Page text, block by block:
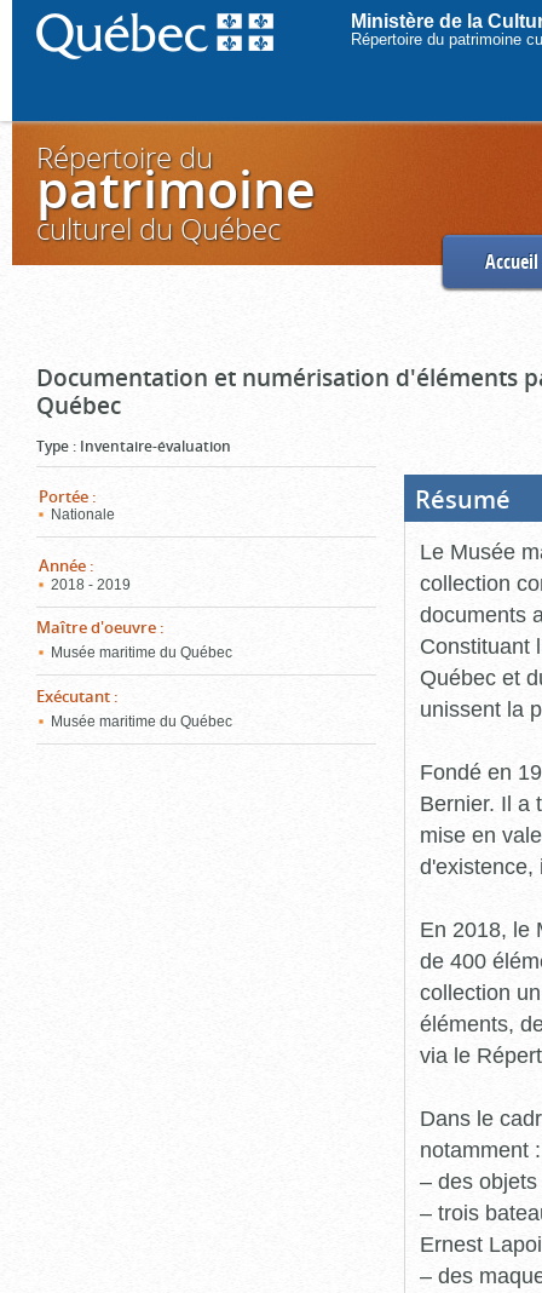
Ministère de la
Répertoire du patrimoine
Répertoire du
patrimoine
culturel du Québec
Accueil
Documentation et numérisation d'éléments
Québec
Type : Inventaire-évaluation
Portée :
Nationale
Année :
2018 - 2019
Maître d'oeuvre :
Musée maritime du Québec
Exécutant :
Musée maritime du Québec
Résumé
Le Musée
collection
documents
Constituant
Québec et
unissent la
Fondé en
Bernier. Il a
mise en
d'existence,
En 2018, le
de 400
collection
éléments,
via le
Dans le
notamment :
– des
– trois
Ernest
– des